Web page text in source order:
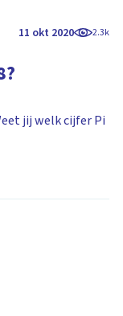
11 okt 2020 2.3k
jij welk cijfer Pi